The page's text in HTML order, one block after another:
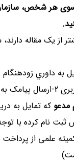
هر شخص،
از یک مقاله
اعلام نمایند.
مدعو که تمایل به
نام کرده با
کمیته علمی از